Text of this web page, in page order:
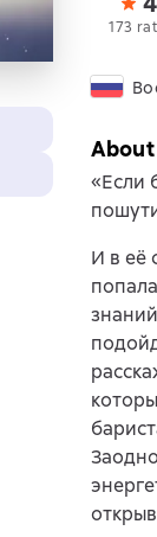
173
«Если
И в её